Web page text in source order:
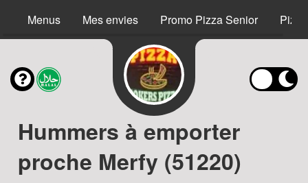
Menus Mes envies Promo Pizza Senior
Hummers à emporter
proche Merfy (51220)